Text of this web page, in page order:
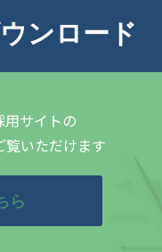
ンロード
用サイトの
覧いただけます
ら